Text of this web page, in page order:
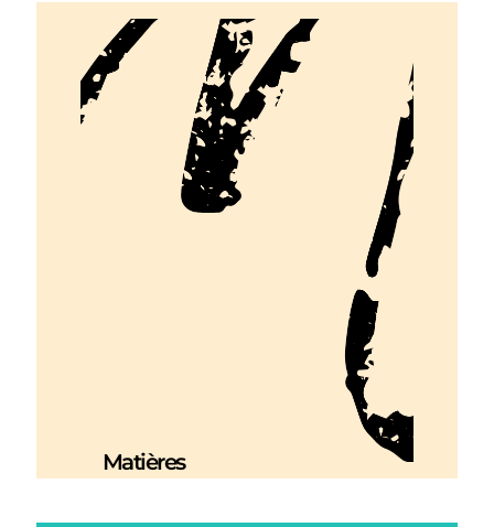
Matières